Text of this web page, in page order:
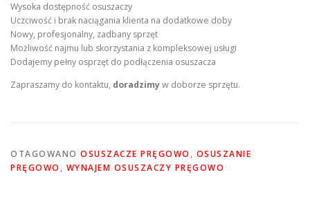
Wysoka dostępność osuszaczy
Uczciwość i brak naciągania klienta na dodatkowe doby
Nowy, profesjonalny, zadbany sprzęt
Możliwość najmu lub skorzystania z kompleksowej usługi
Dodajemy pełny osprzęt do podłączenia osuszacza
Zapraszamy do kontaktu, doradzimyw doborze sprzętu.
OTAGOWANO OSUSZACZE PRĘGOWO , OSUSZANIE
PRĘGOWO , WYNAJEM OSUSZACZY PRĘGOWO